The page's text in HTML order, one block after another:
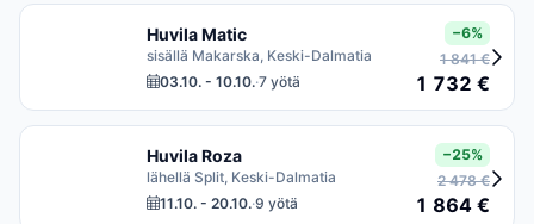
Huvila Matic
sisällä Makarska, Keski-Dalmatia
03.10. - 10.10.·7 yötä
−6%
1 841 €
1 732 €
Huvila Roza
lähellä Split, Keski-Dalmatia
11.10. - 20.10.·9 yötä
−25%
2 478 €
1 864 €